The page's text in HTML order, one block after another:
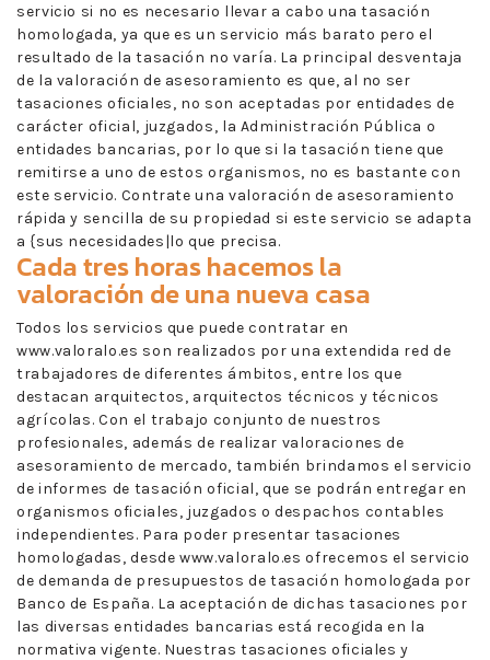
servicio si no es necesario llevar a cabo una tasación
homologada, ya que es un servicio más barato pero el
resultado de la tasación no varía. La principal desventaja
de la valoración de asesoramiento es que, al no ser
tasaciones oficiales, no son aceptadas por entidades de
carácter oficial, juzgados, la Administración Pública o
entidades bancarias, por lo que si la tasación tiene que
remitirse a uno de estos organismos, no es bastante con
este servicio. Contrate una valoración de asesoramiento
rápida y sencilla de su propiedad si este servicio se adapta
a {sus necesidades|lo que precisa.
Cada tres horas hacemos la
valoración de una nueva casa
Todos los servicios que puede contratar en
www.valoralo.es son realizados por una extendida red de
trabajadores de diferentes ámbitos, entre los que
destacan arquitectos, arquitectos técnicos y técnicos
agrícolas. Con el trabajo conjunto de nuestros
profesionales, además de realizar valoraciones de
asesoramiento de mercado, también brindamos el servicio
de informes de tasación oficial, que se podrán entregar en
organismos oficiales, juzgados o despachos contables
independientes. Para poder presentar tasaciones
homologadas, desde www.valoralo.es ofrecemos el servicio
de demanda de presupuestos de tasación homologada por
Banco de España. La aceptación de dichas tasaciones por
las diversas entidades bancarias está recogida en la
normativa vigente. Nuestras tasaciones oficiales y